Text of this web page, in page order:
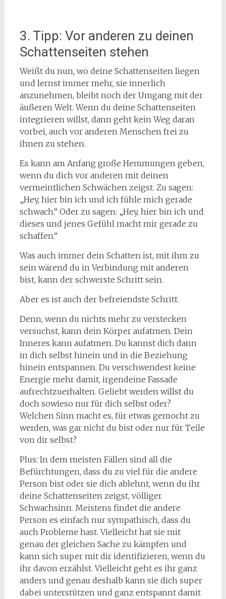
3. Tipp: Vor anderen zu deinen
Schattenseiten stehen
Weißt du nun, wo deine Schattenseiten liegen
und lernst immer mehr, sie innerlich
anzunehmen, bleibt noch der Umgang mit der
äußeren Welt. Wenn du deine Schattenseiten
integrieren willst, dann geht kein Weg daran
vorbei, auch vor anderen Menschen frei zu
ihnen zu stehen.
Es kann am Anfang große Hemmungen geben,
wenn du dich vor anderen mit deinen
vermeintlichen Schwächen zeigst. Zu sagen:
„Hey, hier bin ich und ich fühle mich gerade
schwach.“ Oder zu sagen: „Hey, hier bin ich und
dieses und jenes Gefühl macht mir gerade zu
schaffen.“
Was auch immer dein Schatten ist, mit ihm zu
sein wärend du in Verbindung mit anderen
bist, kann der schwerste Schritt sein.
Aber es ist auch der befreiendste Schritt.
Denn, wenn du nichts mehr zu verstecken
versuchst, kann dein Körper aufatmen. Dein
Inneres kann aufatmen. Du kannst dich dann
in dich selbst hinein und in die Beziehung
hinein entspannen. Du verschwendest keine
Energie mehr damit, irgendeine Fassade
aufrechtzuerhalten. Geliebt werden willst du
doch sowieso nur für dich selbst oder?
Welchen Sinn macht es, für etwas gemocht zu
werden, was gar nicht du bist oder nur für Teile
von dir selbst?
Plus: In dem meisten Fällen sind all die
Befürchtungen, dass du zu viel für die andere
Person bist oder sie dich ablehnt, wenn du ihr
deine Schattenseiten zeigst, völliger
Schwachsinn. Meistens findet die andere
Person es einfach nur sympathisch, dass du
auch Probleme hast. Vielleicht hat sie mit
genau der gleichen Sache zu kämpfen und
kann sich super mit dir identifizieren, wenn du
ihr davon erzählst. Vielleicht geht es ihr ganz
anders und genau deshalb kann sie dich super
dabei unterstützen und ganz entspannt damit